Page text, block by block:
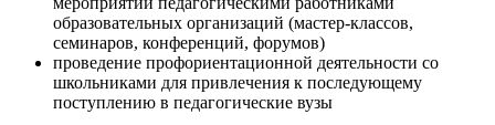
образовательных организаций (мастер-классов,
семинаров, конференций, форумов)
проведение профориентационной деятельности со
школьниками для привлечения к последующему
поступлению в педагогические вузы